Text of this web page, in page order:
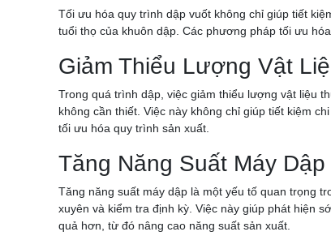
Tối ưu hóa quy trình dập vuốt không chỉ giúp tiết
tuổi thọ của khuôn dập. Các phương pháp tối ưu
Giảm Thiểu Lượng Vật
Trong quá trình dập, việc giảm thiểu lượng vật liệu
không cần thiết. Việc này không chỉ giúp tiết kiệm
tối ưu hóa quy trình sản xuất.
Tăng Năng Suất Máy Dập
Tăng năng suất máy dập là một yếu tố quan trọng
xuyên và kiểm tra định kỳ. Việc này giúp phát hiện
quả hơn, từ đó nâng cao năng suất sản xuất.